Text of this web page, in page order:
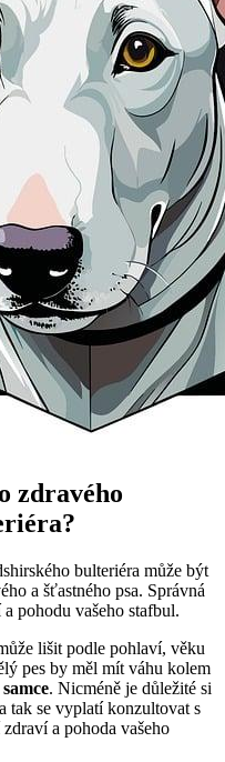
zdravého
bulteriéra může být
a šťastného psa. Správná
pohodu vašeho stafbul.
lišit podle pohlaví, věku
pes by měl mít váhu kolem
. Nicméně je důležité si
tak se vyplatí konzultovat s
a pohoda vašeho